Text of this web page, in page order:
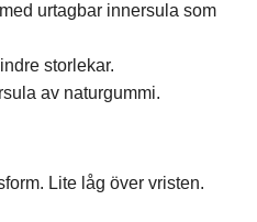
urtagbar innersula som
storlekar.
av naturgummi.
Lite låg över vristen.